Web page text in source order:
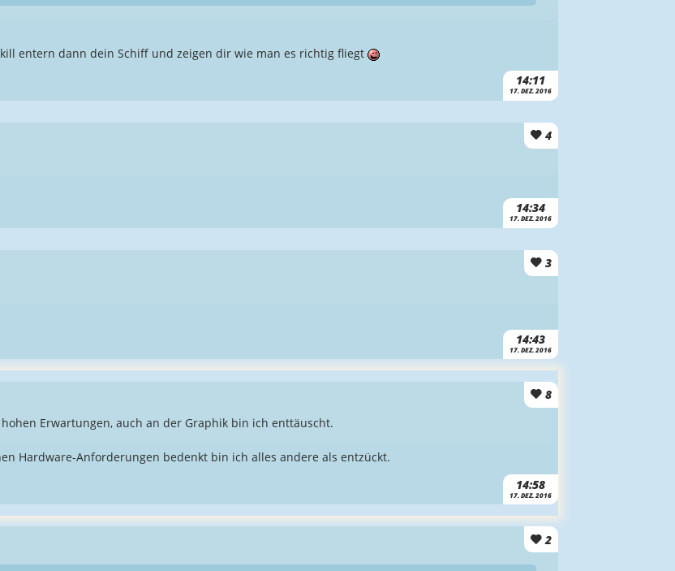
14:11
17. DEZ. 2016
entern dann dein Schiff und zeigen dir wie man es richtig fliegt
4
14:34
17. DEZ. 2016
3
14:43
17. DEZ. 2016
8
14:58
17. DEZ. 2016
Erwartungen, auch an der Graphik bin ich enttäuscht.
Hardware-Anforderungen bedenkt bin ich alles andere als entzückt.
2